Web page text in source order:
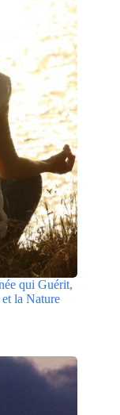
qui Guérit,
la Nature